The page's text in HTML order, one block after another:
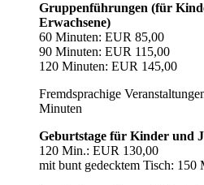
Gruppenführungen (für
Erwachsene)
60 Minuten: EUR 85,00
90 Minuten: EUR 115,00
120 Minuten: EUR 145,00
Fremdsprachige
Minuten
Geburtstage für Kinder und
120 Min.: EUR 130,00
mit bunt gedecktem Tisch: